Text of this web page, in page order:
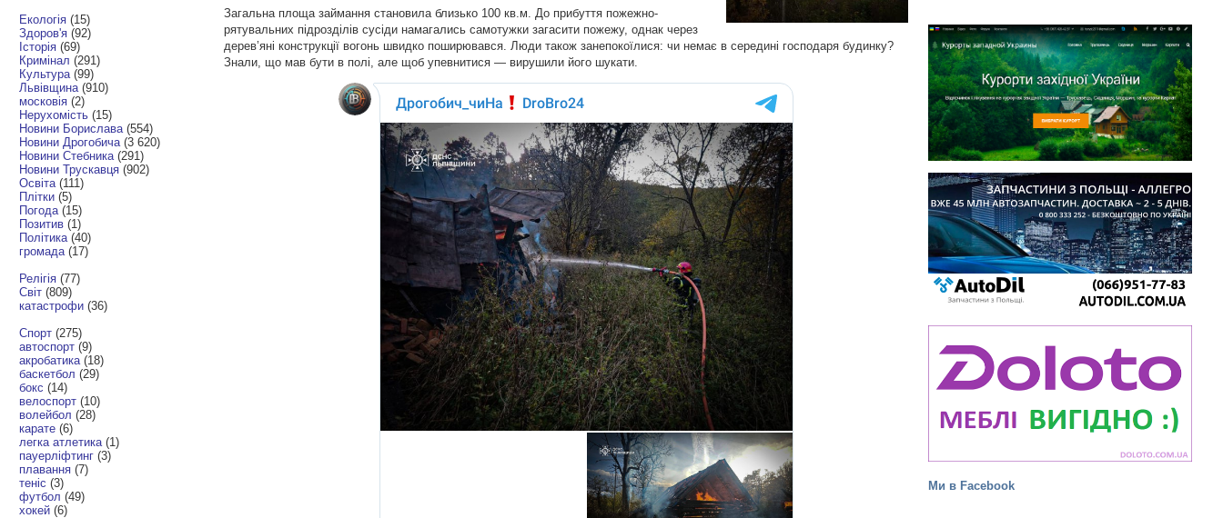
Ми в Facebook
Екологія (15)
Здоров'я (92)
Історія (69)
Кримінал (291)
Культура (99)
Львівщина (910)
московія (2)
Нерухомість (15)
Новини Борислава (554)
Новини Дрогобича (3 620)
Новини Стебника (291)
Новини Трускавця (902)
Освіта (111)
Плітки (5)
Погода (15)
Позитив (1)
Політика (40)
громада (17)
Релігія (77)
Світ (809)
катастрофи (36)
Спорт (275)
автоспорт (9)
акробатика (18)
баскетбол (29)
бокс (14)
велоспорт (10)
волейбол (28)
карате (6)
легка атлетика (1)
пауерліфтинг (3)
плавання (7)
теніс (3)
футбол (49)
хокей (6)
Загальна площа займання становила близько 100 кв.м. До прибуття пожежно-
рятувальних підрозділів сусіди намагались самотужки загасити пожежу, однак через
дерев’яні конструкції вогонь швидко поширювався. Люди також занепокоїлися: чи немає в середині господаря будинку?
Знали, що мав бути в полі, але щоб упевнитися — вирушили його шукати.